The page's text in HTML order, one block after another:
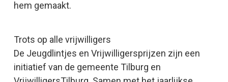
hem gemaakt.
Trots op alle vrijwilligers
De Jeugdlintjes en Vrijwilligersprijzen zijn een
initiatief van de gemeente Tilburg en